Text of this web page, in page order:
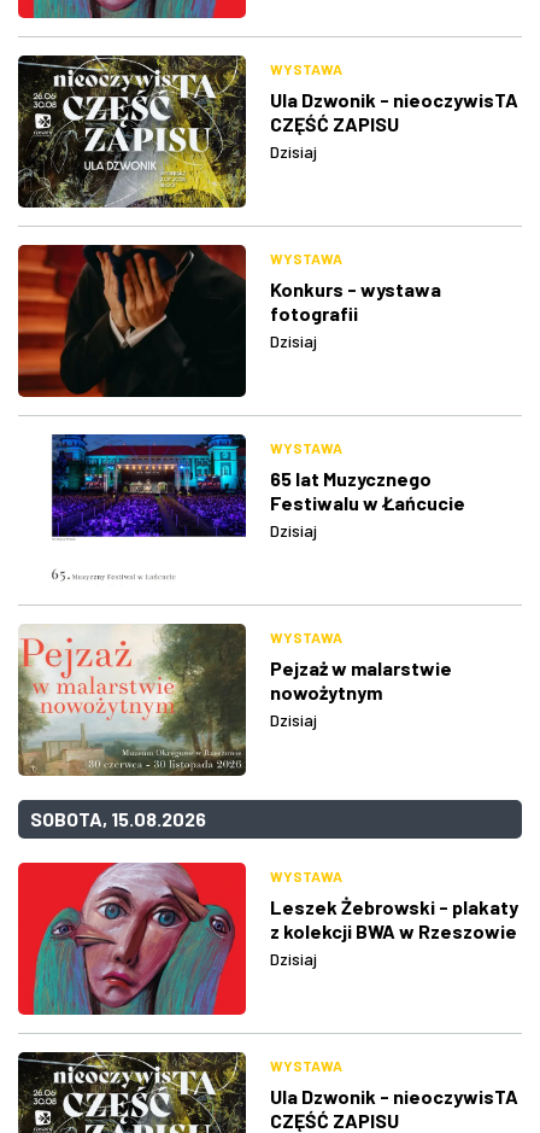
WYSTAWA
Ula Dzwonik - nieoczywisTA
CZĘŚĆ ZAPISU
Dzisiaj
WYSTAWA
Konkurs - wystawa
fotografii
Dzisiaj
WYSTAWA
65 lat Muzycznego
Festiwalu w Łańcucie
Dzisiaj
WYSTAWA
Pejzaż w malarstwie
nowożytnym
Dzisiaj
SOBOTA, 15.08.2026
WYSTAWA
Leszek Żebrowski - plakaty
z kolekcji BWA w Rzeszowie
Dzisiaj
WYSTAWA
Ula Dzwonik - nieoczywisTA
CZĘŚĆ ZAPISU